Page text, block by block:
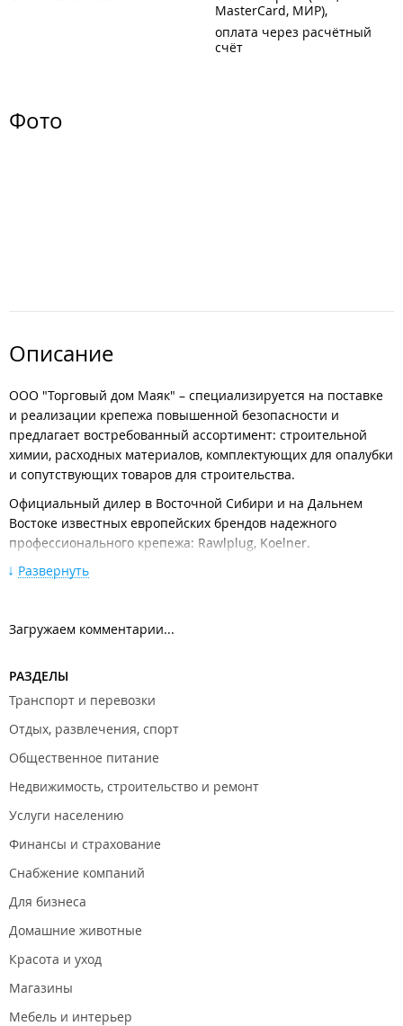
MasterCard, МИР)
оплата через расчётный
счёт
Фото
Описание
ООО "Торговый дом Маяк" – специализируется на поставке
и реализации крепежа повышенной безопасности и
предлагает востребованный ассортимент: строительной
химии, расходных материалов, комплектующих для опалубки
и сопутствующих товаров для строительства.
Официальный дилер в Восточной Сибири и на Дальнем
Востоке известных европейских брендов надежного
профессионального крепежа: Rawlplug, Koelner.
Ассортимент:
Крепления для фасадной и кровельной изоляции
производства ТПК Руфкомплект;
Монтажные пистолеты Molot.
Развернуть
Загружаем комментарии...
РАЗДЕЛЫ
Транспорт и перевозки
Отдых, развлечения, спорт
Общественное питание
Недвижимость, строительство и ремонт
Услуги населению
Финансы и страхование
Снабжение компаний
Для бизнеса
Домашние животные
Красота и уход
Магазины
Мебель и интерьер